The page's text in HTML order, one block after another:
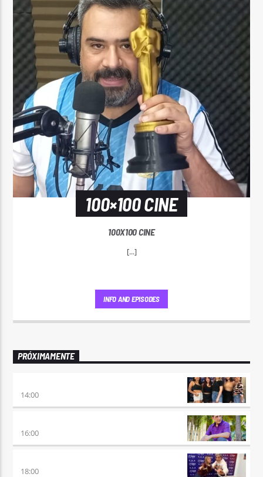
100×100 CINE
100X100 CINE
[...]
INFO AND EPISODES
PRÓXIMAMENTE
14:00
16:00
18:00